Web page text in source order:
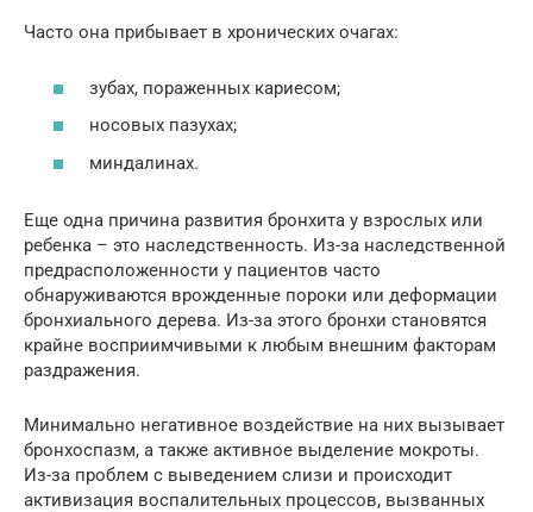
Часто она прибывает в хронических очагах:
зубах, пораженных кариесом;
носовых пазухах;
миндалинах.
Еще одна причина развития бронхита у взрослых или
ребенка – это наследственность. Из-за наследственной
предрасположенности у пациентов часто
обнаруживаются врожденные пороки или деформации
бронхиального дерева. Из-за этого бронхи становятся
крайне восприимчивыми к любым внешним факторам
раздражения.
Минимально негативное воздействие на них вызывает
бронхоспазм, а также активное выделение мокроты.
Из-за проблем с выведением слизи и происходит
активизация воспалительных процессов, вызванных